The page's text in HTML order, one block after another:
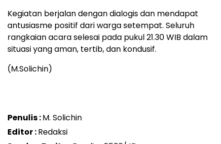
Kegiatan berjalan dengan dialogis dan mendapat
antusiasme positif dari warga setempat. Seluruh
rangkaian acara selesai pada pukul 21.30 WIB dalam
situasi yang aman, tertib, dan kondusif.
(M.Solichin)
Penulis :M. Solichin
Editor :Redaksi